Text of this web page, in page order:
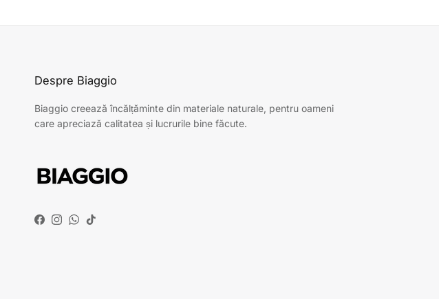
Despre Biaggio
Biaggio creează încălțăminte din materiale naturale, pentru oameni
care apreciază calitatea și lucrurile bine făcute.
Facebook
Instagram
WhatsApp
TikTok